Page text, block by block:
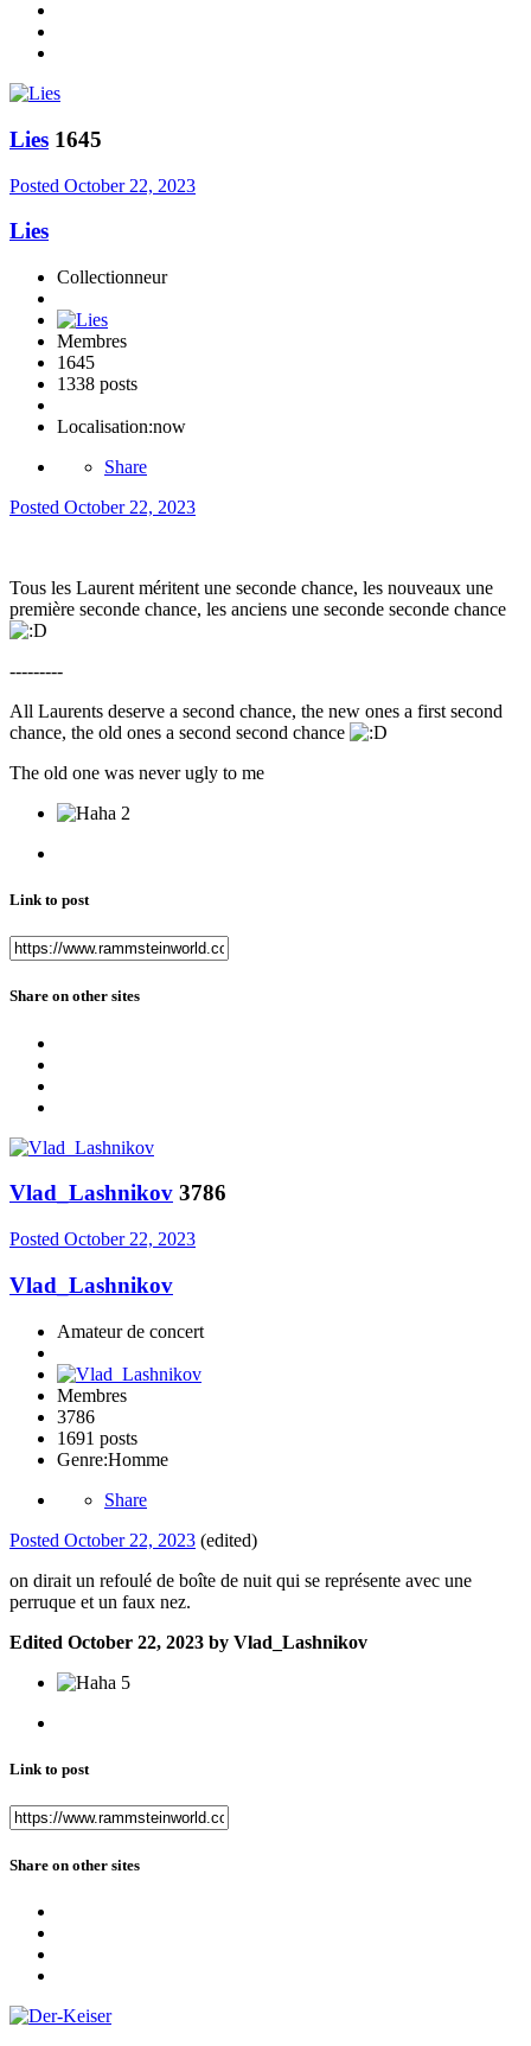
Lies 1645
Posted October 22, 2023
Lies
Collectionneur
Membres
1645
1338 posts
Localisation:now
Share
Posted October 22, 2023
Tous les Laurent méritent une seconde chance, les nouveaux une
première seconde chance, les anciens une seconde seconde chance
---------
All Laurents deserve a second chance, the new ones a first second
chance, the old ones a second second chance
The old one was never ugly to me
2
Link to post
Share on other sites
Vlad_Lashnikov 3786
Posted October 22, 2023
Vlad_Lashnikov
Amateur de concert
Membres
3786
1691 posts
Genre:Homme
Share
Posted October 22, 2023 (edited)
on dirait un refoulé de boîte de nuit qui se représente avec une
perruque et un faux nez.
Edited October 22, 2023 by Vlad_Lashnikov
5
Link to post
Share on other sites